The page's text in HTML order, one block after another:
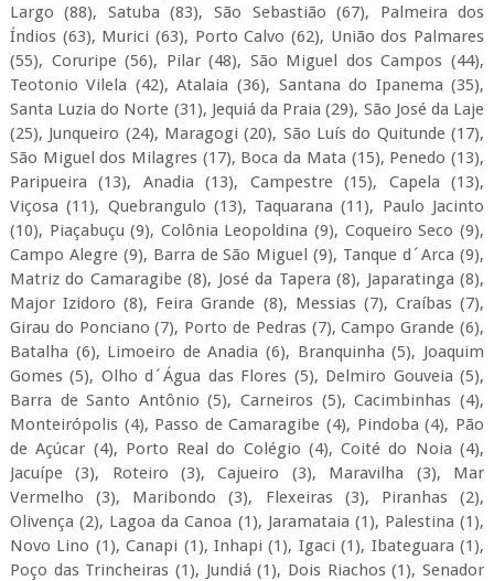
Largo (88), Satuba (83), São Sebastião (67), Palmeira dos
Índios (63), Murici (63), Porto Calvo (62), União dos Palmares
(55), Coruripe (56), Pilar (48), São Miguel dos Campos (44),
Teotonio Vilela (42), Atalaia (36), Santana do Ipanema (35),
Santa Luzia do Norte (31), Jequiá da Praia (29), São José da Laje
(25), Junqueiro (24), Maragogi (20), São Luís do Quitunde (17),
São Miguel dos Milagres (17), Boca da Mata (15), Penedo (13),
Paripueira (13), Anadia (13), Campestre (15), Capela (13),
Viçosa (11), Quebrangulo (13), Taquarana (11), Paulo Jacinto
(10), Piaçabuçu (9), Colônia Leopoldina (9), Coqueiro Seco (9),
Campo Alegre (9), Barra de São Miguel (9), Tanque d´Arca (9),
Matriz do Camaragibe (8), José da Tapera (8), Japaratinga (8),
Major Izidoro (8), Feira Grande (8), Messias (7), Craíbas (7),
Girau do Ponciano (7), Porto de Pedras (7), Campo Grande (6),
Batalha (6), Limoeiro de Anadia (6), Branquinha (5), Joaquim
Gomes (5), Olho d´Água das Flores (5), Delmiro Gouveia (5),
Barra de Santo Antônio (5), Carneiros (5), Cacimbinhas (4),
Monteirópolis (4), Passo de Camaragibe (4), Pindoba (4), Pão
de Açúcar (4), Porto Real do Colégio (4), Coité do Noia (4),
Jacuípe (3), Roteiro (3), Cajueiro (3), Maravilha (3), Mar
Vermelho (3), Maribondo (3), Flexeiras (3), Piranhas (2),
Olivença (2), Lagoa da Canoa (1), Jaramataia (1), Palestina (1),
Novo Lino (1), Canapi (1), Inhapi (1), Igaci (1), Ibateguara (1),
Poço das Trincheiras (1), Jundiá (1), Dois Riachos (1), Senador